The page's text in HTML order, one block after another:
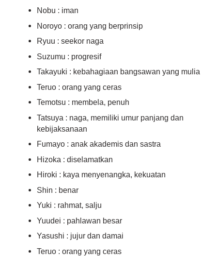
Nobu : iman
Noroyo : orang yang berprinsip
Ryuu : seekor naga
Suzumu : progresif
Takayuki : kebahagiaan bangsawan yang mulia
Teruo : orang yang ceras
Temotsu : membela, penuh
Tatsuya : naga, memiliki umur panjang dan
kebijaksanaan
Fumayo : anak akademis dan sastra
Hizoka : diselamatkan
Hiroki : kaya menyenangka, kekuatan
Shin : benar
Yuki : rahmat, salju
Yuudei : pahlawan besar
Yasushi : jujur dan damai
Teruo : orang yang ceras